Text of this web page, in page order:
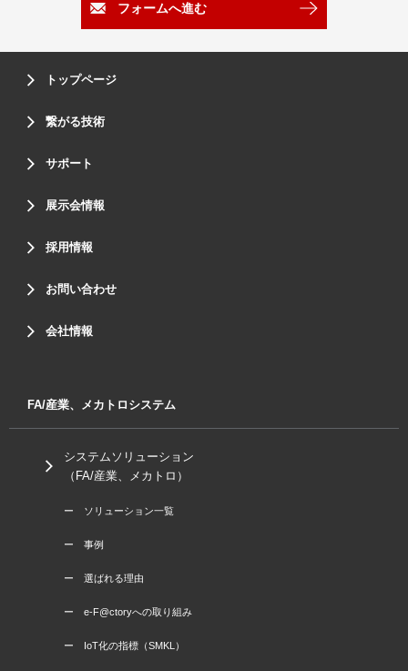
フォームへ進む
トップページ
繋がる技術
サポート
展示会情報
採用情報
お問い合わせ
会社情報
FA/産業、メカトロシステム
システムソリューション
（FA/産業、メカトロ）
ー ソリューション一覧
ー 事例
ー 選ばれる理由
ー e-F@ctoryへの取り組み
ー IoT化の指標（SMKL）